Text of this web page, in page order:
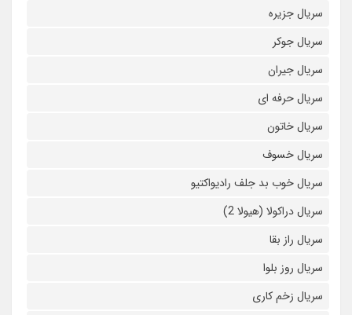
سریال جزیره
سریال جوکر
سریال جیران
سریال حرفه ای
سریال خاتون
سریال خسوف
سریال خوب بد جلف رادیواکتیو
سریال دراکولا (هیولا 2)
سریال راز بقا
سریال روز بلوا
سریال زخم کاری